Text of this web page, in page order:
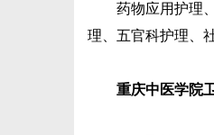
药物应用护理、
理、五官科护理、
重庆中医学院卫